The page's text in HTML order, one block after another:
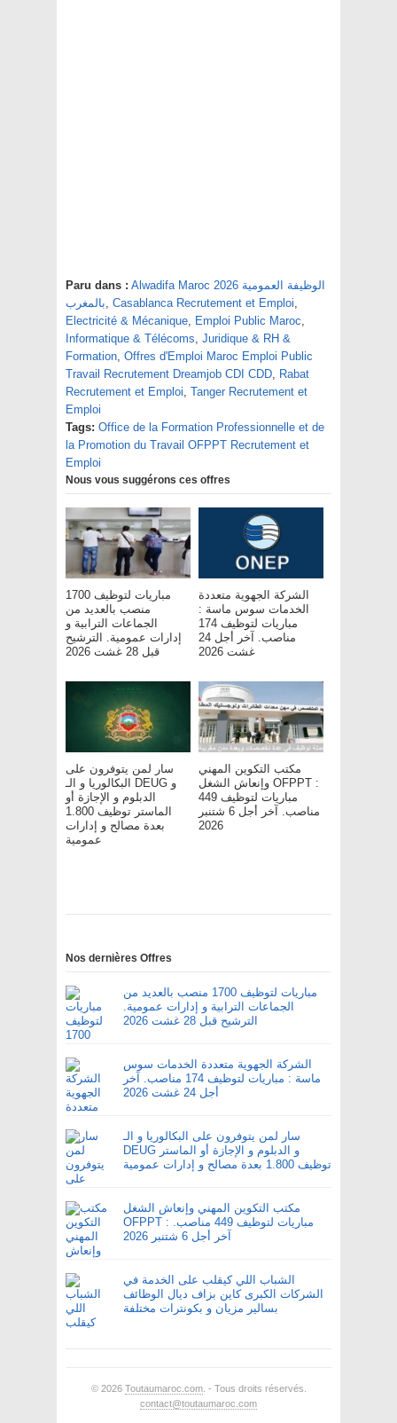
Paru dans : Alwadifa Maroc 2026 الوظيفة العمومية
بالمغرب, Casablanca Recrutement et Emploi,
Electricité & Mécanique, Emploi Public Maroc,
Informatique & Télécoms, Juridique & RH &
Formation, Offres d'Emploi Maroc Emploi Public
Travail Recrutement Dreamjob CDI CDD, Rabat
Recrutement et Emploi, Tanger Recrutement et
Emploi
Tags: Office de la Formation Professionnelle et de
la Promotion du Travail OFPPT Recrutement et
Emploi
Nous vous suggérons ces offres
مباريات لتوظيف 1700
منصب بالعديد من
الجماعات الترابية و
إدارات عمومية. الترشيح
قبل 28 غشت 2026
الشركة الجهوية متعددة
الخدمات سوس ماسة :
مباريات لتوظيف 174
مناصب. آخر أجل 24
غشت 2026
سار لمن يتوفرون على
البكالوريا و الـ DEUG و
الدبلوم و الإجازة أو
الماستر توظيف 1.800
بعدة مصالح و إدارات
عمومية
مكتب التكوين المهني
وإنعاش الشغل OFPPT :
مباريات لتوظيف 449
مناصب. آخر أجل 6 شتنبر
2026
Nos dernières Offres
مباريات لتوظيف 1700 منصب بالعديد من
الجماعات الترابية و إدارات عمومية.
الترشيح قبل 28 غشت 2026
الشركة الجهوية متعددة الخدمات سوس
ماسة : مباريات لتوظيف 174 مناصب. آخر
أجل 24 غشت 2026
سار لمن يتوفرون على البكالوريا و الـ
DEUG و الدبلوم و الإجازة أو الماستر
توظيف 1.800 بعدة مصالح و إدارات عمومية
مكتب التكوين المهني وإنعاش الشغل
OFPPT : مباريات لتوظيف 449 مناصب.
آخر أجل 6 شتنبر 2026
الشباب اللي كيقلب على الخدمة في
الشركات الكبرى كاين بزاف ديال الوظائف
بسالير مزيان و بكونترات مختلفة
© 2026 Toutaumaroc.com. - Tous droits réservés.
contact@toutaumaroc.com